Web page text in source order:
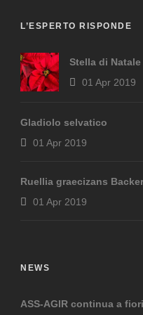
L’ESPERTO RISPONDE
Stella di Natale
01 Apr 2019
Gladiolo selvatico
01 Apr 2019
Ruellia graecizans Backer
01 Apr 2019
NEWS
ASS-AGIR continua a